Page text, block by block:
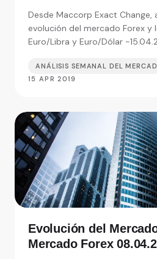
de moneda
Desde Maccorp Exact Change,
evolución del mercado Forex y
Euro/Libra y Euro/Dólar -
ANÁLISIS SEMANAL DEL
15 APR 2019
Evolución del
Mercado Forex